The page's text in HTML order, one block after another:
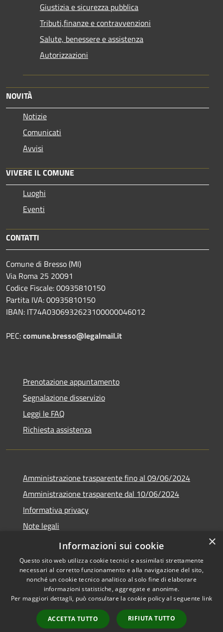
Giustizia e sicurezza pubblica
Tributi,finanze e contravvenzioni
Salute, benessere e assistenza
Autorizzazioni
NOVITÀ
Notizie
Comunicati
Avvisi
VIVERE IL COMUNE
Luoghi
Eventi
CONTATTI
Comune di Bresso (MI)
Via Roma 25 20091
Codice Fiscale: 00935810150
Partita IVA: 00935810150
IBAN: IT74A0306932623100000046012
PEC:comune.bresso@legalmail.it
Prenotazione appuntamento
Segnalazione disservizio
Leggi le FAQ
Richiesta assistenza
Amministrazione trasparente fino al 09/06/2024
Amministrazione trasparente dal 10/06/2024
Informativa privacy
Note legali
Dichiarazione di accessibilità
Accessibilità
Copyright © 2026 • Città di
Bresso • Powered by
Municipium•
Accesso
redazione
×
Informazioni sui cookie
Questo sito web utilizza cookie tecnici e assimilati strettamente
necessari al corretto funzionamento e alla navigazione del sito,
nonché un cookie tecnico analitico al solo fine di elaborare
informazioni statistiche, aggregate e anonime.
Per maggiori dettagli, può consultare la cookie policy al seguente link
ACCETTA TUTTO RIFIUTA TUTTO